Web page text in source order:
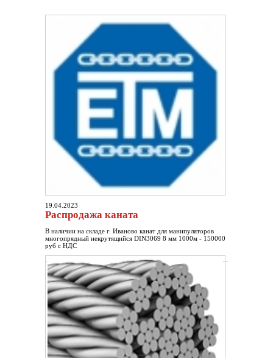
19.04.2023
Распродажа каната
В наличии на складе г. Иваново канат для манипуляторов
многопрядный некрутящийся DIN3069 8 мм 1000м - 150000
руб с НДС